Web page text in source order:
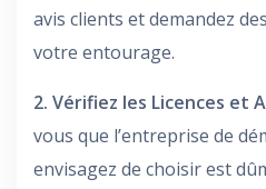
avis clients et demandez
votre entourage.
2. Vérifiez les Licences et
vous que l’entreprise de
envisagez de choisir est